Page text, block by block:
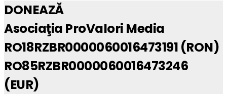
DONEAZĂ
Asociaţia ProValori Media
RO18RZBR0000060016473191 (RON)
RO85RZBR0000060016473246
(EUR)